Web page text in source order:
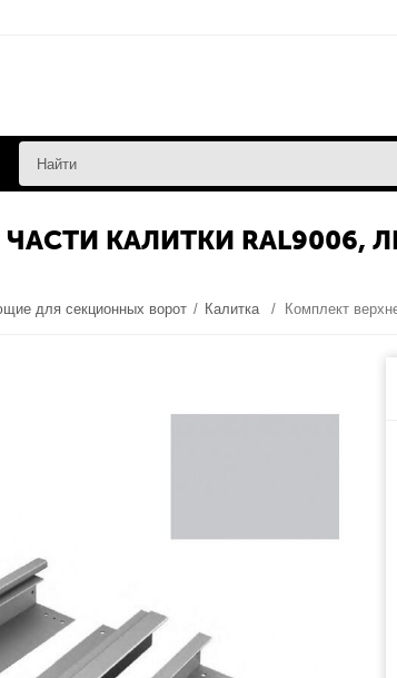
КАЛИТКИ
для секционных ворот / Калитка /